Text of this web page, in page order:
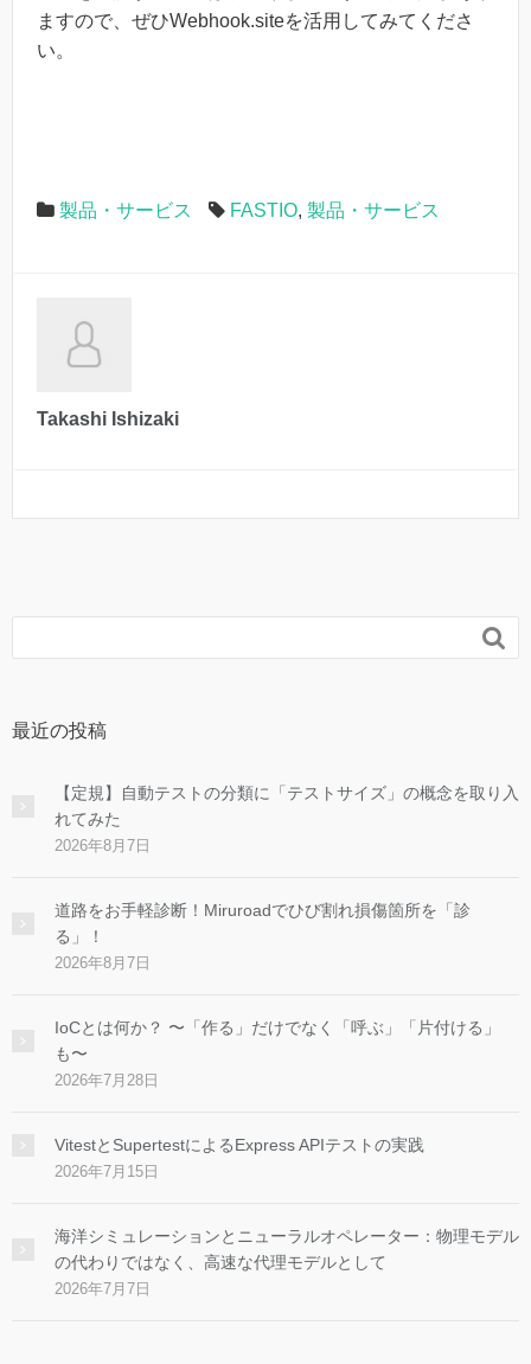
ますので、ぜひWebhook.siteを活用してみてくださ
い。
製品・サービス FASTIO, 製品・サービス
Takashi Ishizaki

最近の投稿
【定規】自動テストの分類に「テストサイズ」の概念を取り入
れてみた
2026年8月7日
道路をお手軽診断！Miruroadでひび割れ損傷箇所を「診
る」！
2026年8月7日
IoCとは何か？ 〜「作る」だけでなく「呼ぶ」「片付ける」
も〜
2026年7月28日
VitestとSupertestによるExpress APIテストの実践
2026年7月15日
海洋シミュレーションとニューラルオペレーター：物理モデル
の代わりではなく、高速な代理モデルとして
2026年7月7日